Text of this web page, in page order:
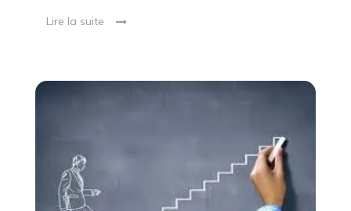
Lire la suite